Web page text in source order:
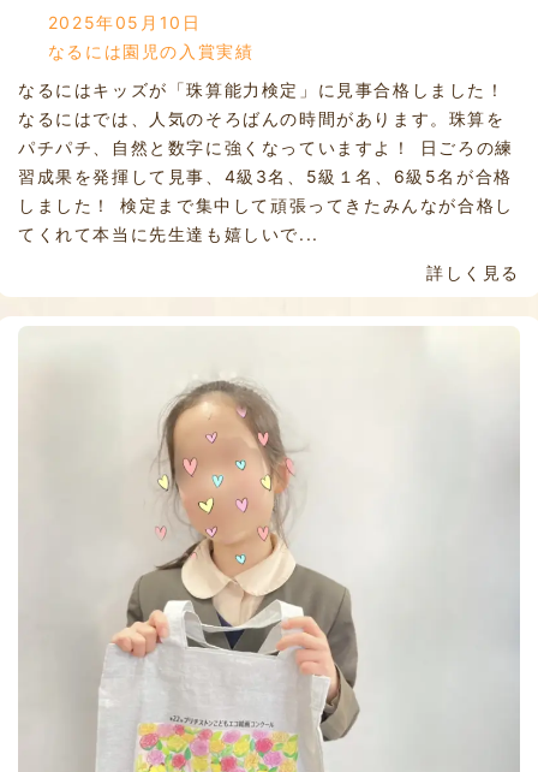
2025年05月10日
なるには園児の入賞実績
なるにはキッズが「珠算能力検定」に見事合格しました！
なるにはでは、人気のそろばんの時間があります。珠算を
パチパチ、自然と数字に強くなっていますよ！ 日ごろの練
習成果を発揮して見事、4級3名、5級１名、6級5名が合格
しました！ 検定まで集中して頑張ってきたみんなが合格し
てくれて本当に先生達も嬉しいで...
詳しく見る